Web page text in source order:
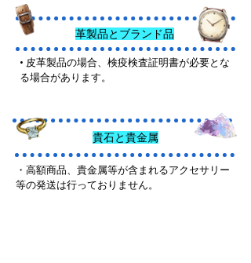
革製品とブランド品
• 皮革製品の場合、検疫検査証明書が必要とな
る場合があります。
貴石と貴金属
・高額商品、貴金属等が含まれるアクセサリー
等の発送は行っておりません。